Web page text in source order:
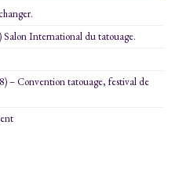
International du tatouage.
– Convention tatouage, festival de